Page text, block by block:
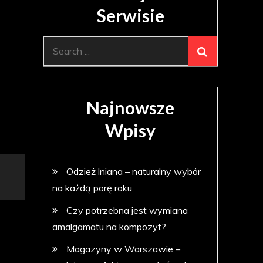
Serwisie
Najnowsze
Wpisy
Odzież lniana – naturalny wybór
na każdą porę roku
Czy potrzebna jest wymiana
amalgamatu na kompozyt?
Magazyny w Warszawie –